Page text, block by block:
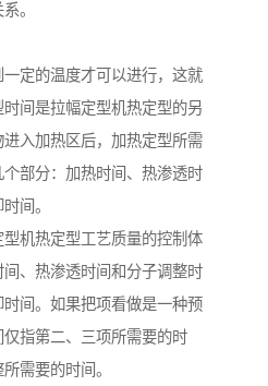
。
定的温度才可以进行，这就
间是拉幅定型机热定型的另
入加热区后，加热定型所需
部分：加热时间、热渗透时
间。
机热定型工艺质量的控制体
、热渗透时间和分子调整时
间。如果把项看做是一种预
指第二、三项所需要的时
需要的时间。